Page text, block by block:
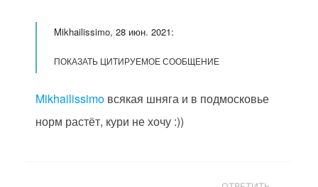
Mikhailissimo, 28 июн. 2021:
ПОКАЗАТЬ ЦИТИРУЕМОЕ СООБЩЕНИЕ
Mikhailissimo всякая шняга и в подмосковье
норм растёт, кури не хочу :))